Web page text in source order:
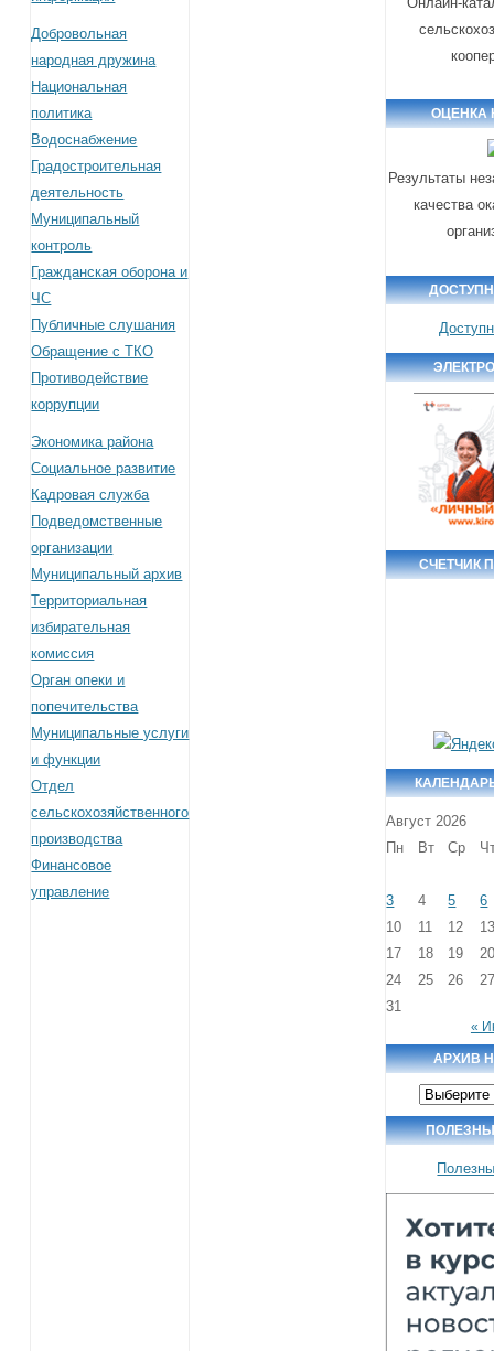
Добровольная
народная дружина
Национальная
политика
Водоснабжение
Градостроительная
деятельность
Муниципальный
контроль
Гражданская оборона и
ЧС
Публичные слушания
Обращение с ТКО
Противодействие
коррупции
Экономика района
Социальное развитие
Кадровая служба
Подведомственные
организации
Муниципальный архив
Территориальная
избирательная
комиссия
Орган опеки и
попечительства
Муниципальные услуги
и функции
Отдел
сельскохозяйственного
производства
Финансовое
управление
ОЦЕНКА
Результаты
качества
СЧЕТЧИК
Август 2026
Пн
Вт Ср
3 4 5
6
10
11 12
17
18 19
24
25 26
31
«
АРХИВ
Архив
новостей